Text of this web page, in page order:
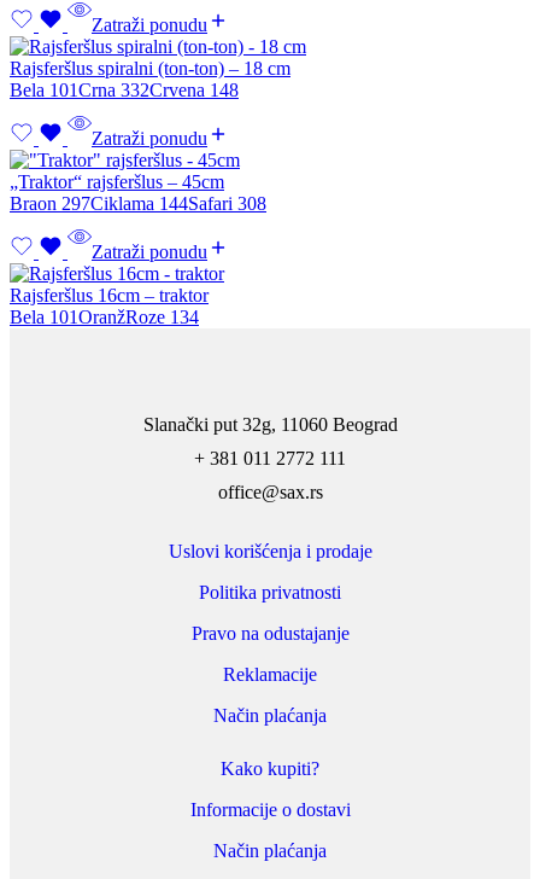
Zatraži ponudu
Rajsferšlus spiralni (ton-ton) – 18 cm
Bela 101Crna 332Crvena 148
Zatraži ponudu
„Traktor“ rajsferšlus – 45cm
Braon 297Ciklama 144Safari 308
Zatraži ponudu
Rajsferšlus 16cm – traktor
Bela 101OranžRoze 134
Slanački put 32g, 11060 Beograd
+ 381 011 2772 111
office@sax.rs
Uslovi korišćenja i prodaje
Politika privatnosti
Pravo na odustajanje
Reklamacije
Način plaćanja
Kako kupiti?
Informacije o dostavi
Način plaćanja